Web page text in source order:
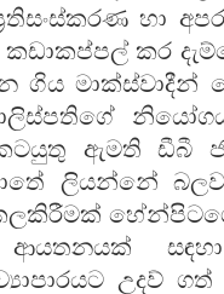
හා
කර
ගිය මාක්ස්වාදීන්
ඇමති ඩීබී
ලියන්නේ
සඳහා
උදව් ගත්